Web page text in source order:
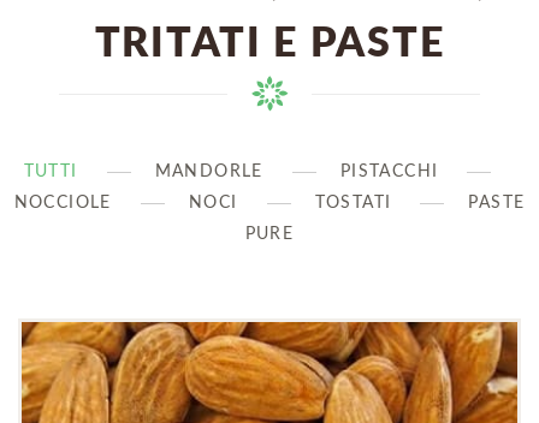
TRITATI E PASTE
TUTTI MANDORLE
PISTACCHI
NOCCIOLE
NOCI TOSTATI
PASTE
PURE